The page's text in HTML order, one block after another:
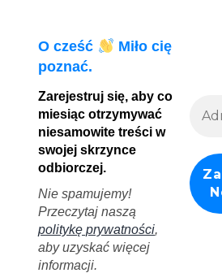
O cześć
Miło cię
poznać.
Zarejestruj się, aby co
miesiąc otrzymywać
niesamowite treści w
swojej skrzynce
odbiorczej.
Nie spamujemy!
Przeczytaj naszą
politykę prywatności,
aby uzyskać więcej
informacji.